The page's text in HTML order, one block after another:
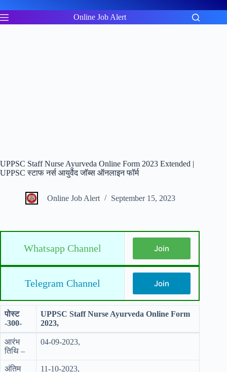
to
content
Online Job Alert
UPPSC Staff Nurse Ayurveda Online Form 2023 Extended |
UPPSC स्टाफ नर्स आयुर्वेद जॉब्स ऑनलाइन फॉर्म
Online Job Alert September 15, 2023
Whatsapp Channel Join
Telegram Channel Join
पोस्ट
-300-
UPPSC Staff Nurse Ayurveda Online Form
2023,
आरंभ
तिथि –
04-09-2023,
अंतिम
11-10-2023,